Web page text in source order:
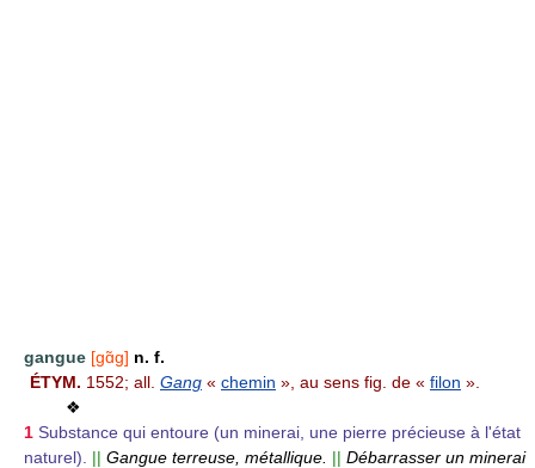
gangue [gɑ̃g] n. f.
ÉTYM. 1552; all. Gang « chemin », au sens fig. de « filon ».
❖
1 Substance qui entoure (un minerai, une pierre précieuse à l'état
naturel).
|| Gangue terreuse, métallique. || Débarrasser un minerai